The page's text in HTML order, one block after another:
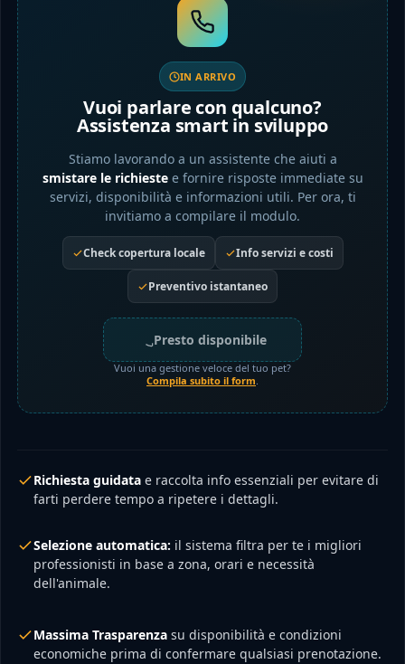
IN ARRIVO
Vuoi parlare con qualcuno?
Assistenza smart in sviluppo
Stiamo lavorando a un assistente che aiuti a
smistare le richiestee fornire risposte immediate su
servizi, disponibilità e informazioni utili. Per ora, ti
invitiamo a compilare il modulo.
Check copertura locale Info servizi e costi
Preventivo istantaneo
Presto disponibile
Vuoi una gestione veloce del tuo pet?
Compila subito il form.
Richiesta guidata e raccolta info essenziali per evitare di
farti perdere tempo a ripetere i dettagli.
Selezione automatica: il sistema filtra per te i migliori
professionisti in base a zona, orari e necessità
dell'animale.
Massima Trasparenza su disponibilità e condizioni
economiche prima di confermare qualsiasi prenotazione.